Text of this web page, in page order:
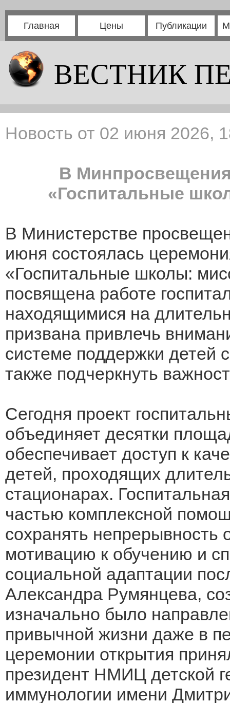
Главная Цены Публикации
ВЕСТНИК
Новость от 02 июня 2026,
В
«Госпитальные
В Министерстве
июня состоялась
«Госпитальные школы:
посвящена работе
находящимися на
призвана привлечь
системе поддержки детей
также подчеркнуть
Сегодня проект
объединяет десятки
обеспечивает доступ к
детей, проходящих
стационарах.
частью комплексной
сохранять непрерывность
мотивацию к обучению и
социальной адаптации
Александра Румянцева,
изначально было
привычной жизни даже в
церемонии открытия
президент НМИЦ детской
иммунологии имени